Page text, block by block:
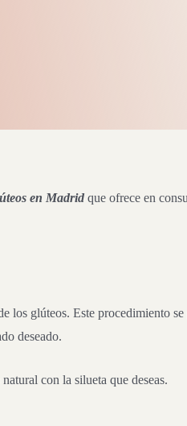
en Madrid que ofrece en
glúteos. Este procedimiento se
deseado.
con la silueta que deseas.